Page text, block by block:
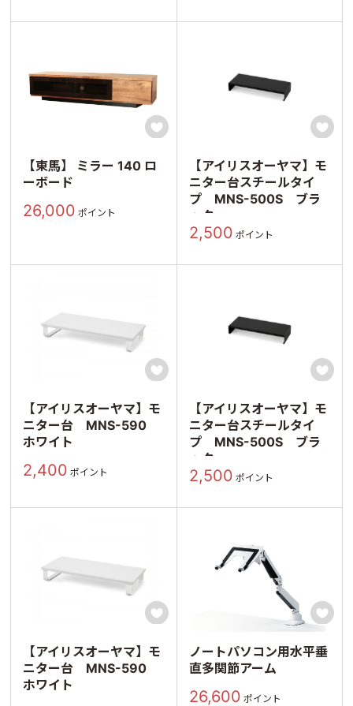

【東馬】 ミラー 140 ロ
ーボード
26,000 ポイント

【アイリスオーヤマ】モ
ニター台スチールタイ
プ MNS-500S ブラ
ック
2,500 ポイント

【アイリスオーヤマ】モ
ニター台 MNS-590
ホワイト
2,400 ポイント

【アイリスオーヤマ】モ
ニター台スチールタイ
プ MNS-500S ブラ
ック
2,500 ポイント

【アイリスオーヤマ】モ
ニター台 MNS-590
ホワイト

ノートパソコン用水平垂
直多関節アーム
26,600 ポイント